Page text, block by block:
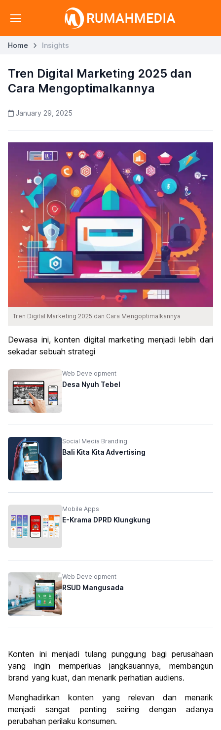
Home Insights
Tren Digital Marketing 2025 dan
Cara Mengoptimalkannya
January 29, 2025
Tren Digital Marketing 2025 dan Cara Mengoptimalkannya
Dewasa ini, konten digital marketing menjadi lebih dari
sekadar sebuah strategi
Web Development
Desa Nyuh Tebel
Social Media Branding
Bali Kita Kita Advertising
Mobile Apps
E-Krama DPRD Klungkung
Web Development
RSUD Mangusada
Konten ini menjadi tulang punggung bagi perusahaan
yang ingin memperluas jangkauannya, membangun
brand yang kuat, dan menarik perhatian audiens.
Menghadirkan konten yang relevan dan menarik
menjadi sangat penting seiring dengan adanya
perubahan perilaku konsumen.